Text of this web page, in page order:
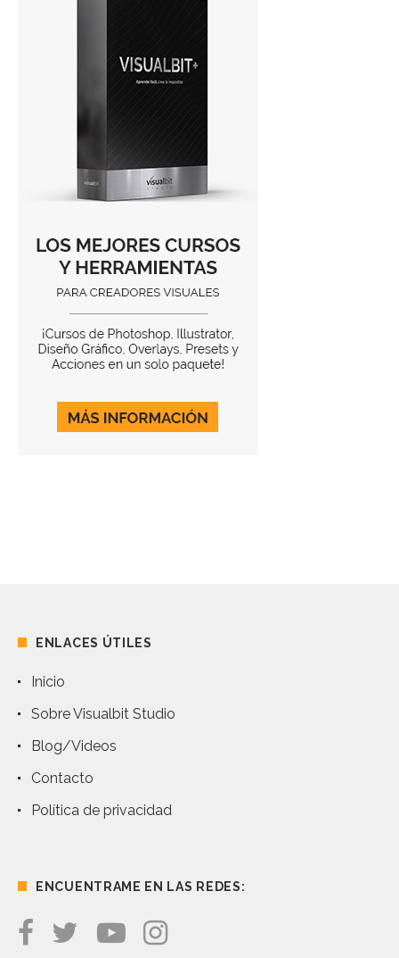
ENLACES ÚTILES
Inicio
Sobre Visualbit Studio
Blog/Videos
Contacto
Política de privacidad
ENCUENTRAME EN LAS REDES: